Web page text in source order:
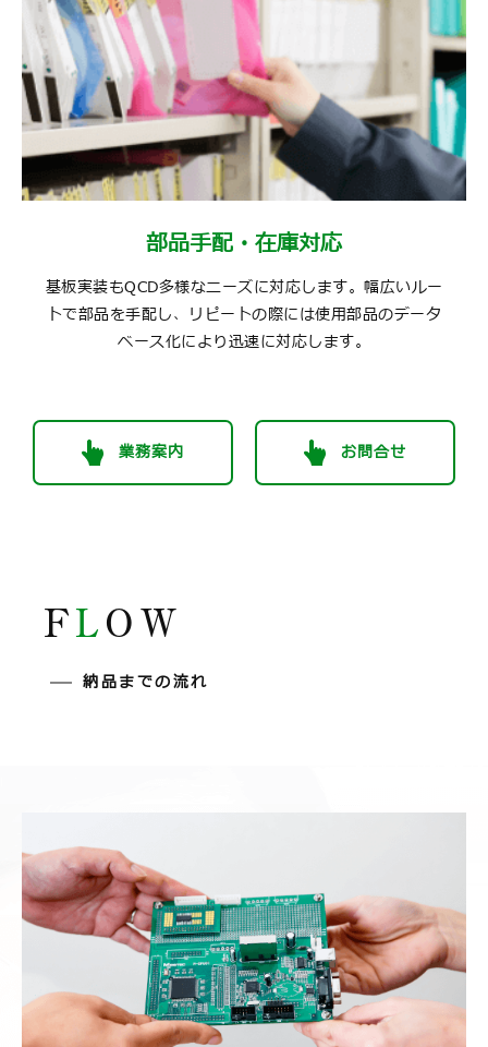
部品⼿配・在庫対応
基板実装もQCD多様なニーズに対応します。幅広いルー
トで部品を⼿配し、リピートの際には使⽤部品のデータ
ベース化により迅速に対応します。
業務案内 お問合せ
F L OW
納品までの流れ